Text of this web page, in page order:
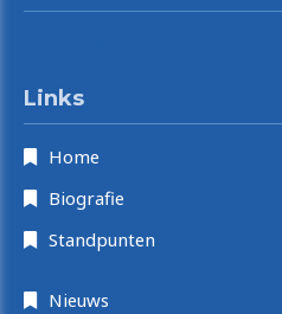
Links
Home
Biografie
Standpunten
Nieuws